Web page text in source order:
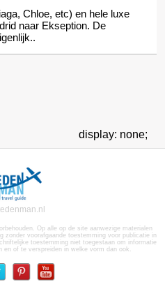
Chloe, etc) en hele luxe
naar Ekseption. De
display: none;
Op alle op de site aanwezige materialen
zonder voorafgaande toestemming voor publicatie in
toestemming niet toegestaan om informatie
of te verspreiden in welke vorm dan ook.